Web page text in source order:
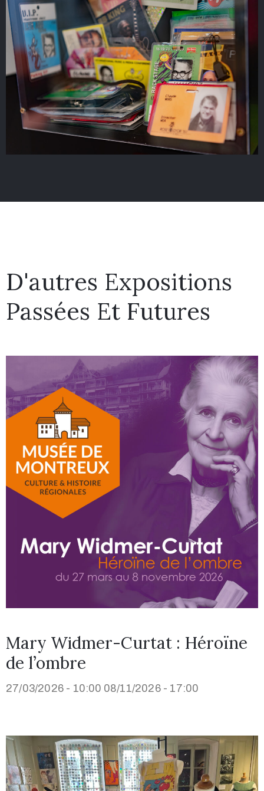
D'autres Expositions
Passées Et Futures
Mary Widmer-Curtat : Héroïne
de l’ombre
27/03/2026 - 10:00 08/11/2026 - 17:00